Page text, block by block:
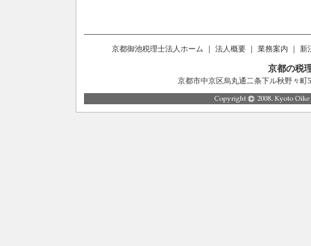
京都御池税理士法人ホーム ｜ 法人概要 ｜ 業務案内 ｜ 新
京都の税
京都市中京区烏丸通二条下ル秋野々